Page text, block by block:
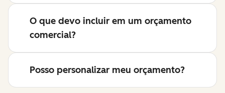
O que devo incluir em um orçamento
comercial?
Posso personalizar meu orçamento?